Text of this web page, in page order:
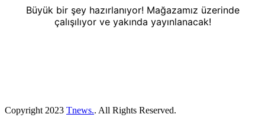
Büyük bir şey hazırlanıyor! Mağazamız üzerinde
çalışılıyor ve yakında yayınlanacak!
Copyright 2023 Tnews.. All Rights Reserved.